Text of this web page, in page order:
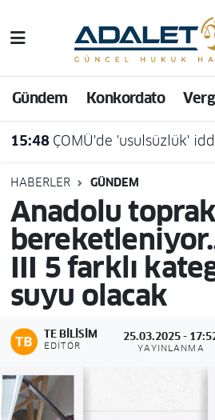
Gündem Konkordato
15:48 ÇOMÜ'de 'usulsüzlük' iddiası:
HABERLER GÜNDEM
Anadolu
III 5 farklı
suyu olacak
TE BILISIM
EDITÖR
25.03.2025 -
YAYINLANMA
Hava Durumu
Trafik Durumu
Süper Lig Puan Durumu
Tüm Manşetler
Son Dakika Haberleri
Haber Arşivi